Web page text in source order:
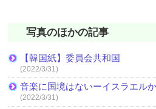
写真のほかの記事
【韓国紙】委員会共和国
(2022/3/31)
音楽に国境はないーイスラエル
(2022/3/31)